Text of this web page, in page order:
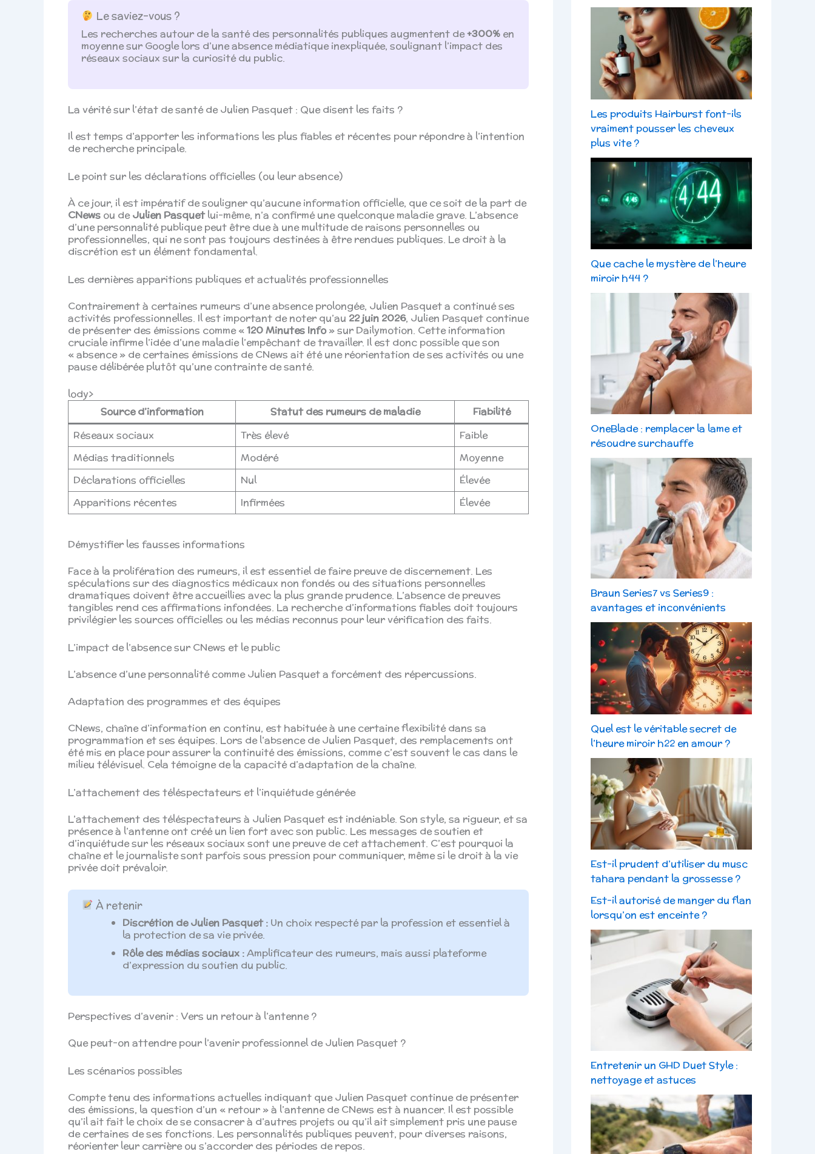
Le saviez-vous ?
Les recherches autour de la santé des personnalités publiques augmentent de+300% en
moyenne sur Google lors d’une absence médiatique inexpliquée, soulignant l’impact des
réseaux sociaux sur la curiosité du public.
La vérité sur l’état de santé de Julien Pasquet : Que disent les faits ?
Il est temps d’apporter les informations les plus fiables et récentes pour répondre à l’intention
de recherche principale.
Le point sur les déclarations officielles (ou leur absence)
À ce jour, il est impératif de souligner qu’aucune information officielle, que ce soit de la part de
CNews ou deJulien Pasquetlui-même, n’a confirmé une quelconque maladie grave. L’absence
d’une personnalité publique peut être due à une multitude de raisons personnelles ou
professionnelles, qui ne sont pas toujours destinées à être rendues publiques. Le droit à la
discrétion est un élément fondamental.
Les dernières apparitions publiques et actualités professionnelles
Contrairement à certaines rumeurs d’une absence prolongée, Julien Pasquet a continué ses
activités professionnelles. Il est important de noter qu’au 22 juin 2026, Julien Pasquet continue
de présenter des émissions comme «120 Minutes Info» sur Dailymotion. Cette information
cruciale infirme l’idée d’une maladie l’empêchant de travailler. Il est donc possible que son
« absence » de certaines émissions de CNews ait été une réorientation de ses activités ou une
pause délibérée plutôt qu’une contrainte de santé.
lody>
Source d’information
Statut des rumeurs de maladie
Fiabilité
Réseaux sociaux
Très élevé
Faible
Médias traditionnels
Modéré
Moyenne
Déclarations officielles
Nul
Élevée
Apparitions récentes
Infirmées Élevée
Démystifier les fausses informations
Face à la prolifération des rumeurs, il est essentiel de faire preuve de discernement. Les
spéculations sur des diagnostics médicaux non fondés ou des situations personnelles
dramatiques doivent être accueillies avec la plus grande prudence. L’absence de preuves
tangibles rend ces affirmations infondées. La recherche d’informations fiables doit toujours
privilégier les sources officielles ou les médias reconnus pour leur vérification des faits.
L’impact de l’absence sur CNews et le public
L’absence d’une personnalité comme Julien Pasquet a forcément des répercussions.
Adaptation des programmes et des équipes
CNews, chaîne d’information en continu, est habituée à une certaine flexibilité dans sa
programmation et ses équipes. Lors de l’absence de Julien Pasquet, des remplacements ont
été mis en place pour assurer la continuité des émissions, comme c’est souvent le cas dans le
milieu télévisuel. Cela témoigne de la capacité d’adaptation de la chaîne.
L’attachement des téléspectateurs et l’inquiétude générée
L’attachement des téléspectateurs à Julien Pasquet est indéniable. Son style, sa rigueur, et sa
présence à l’antenne ont créé un lien fort avec son public. Les messages de soutien et
d’inquiétude sur les réseaux sociaux sont une preuve de cet attachement. C’est pourquoi la
chaîne et le journaliste sont parfois sous pression pour communiquer, même si le droit à la vie
privée doit prévaloir.
À retenir
Discrétion de Julien Pasquet : Un choix respecté par la profession et essentiel à
la protection de sa vie privée.
Rôle des médias sociaux :Amplificateur des rumeurs, mais aussi plateforme
d’expression du soutien du public.
Perspectives d’avenir : Vers un retour à l’antenne ?
Que peut-on attendre pour l’avenir professionnel de Julien Pasquet ?
Les scénarios possibles
Compte tenu des informations actuelles indiquant que Julien Pasquet continue de présenter
des émissions, la question d’un « retour » à l’antenne de CNews est à nuancer. Il est possible
qu’il ait fait le choix de se consacrer à d’autres projets ou qu’il ait simplement pris une pause
de certaines de ses fonctions. Les personnalités publiques peuvent, pour diverses raisons,
réorienter leur carrière ou s’accorder des périodes de repos.
Les produits Hairburst font-ils
vraiment pousser les cheveux
plus vite ?
Que cache le mystère de l’heure
miroir h44 ?
OneBlade : remplacer la lame et
résoudre surchauffe
Braun Series7 vs Series9 :
avantages et inconvénients
Quel est le véritable secret de
l’heure miroir h22 en amour ?
Est-il prudent d’utiliser du musc
tahara pendant la grossesse ?
Est-il autorisé de manger du flan
lorsqu’on est enceinte ?
Entretenir un GHD Duet Style :
nettoyage et astuces